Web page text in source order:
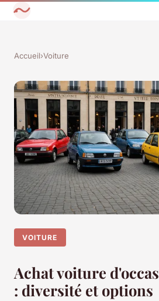
Accueil›Voiture
VOITURE
Achat voiture
: diversité et options